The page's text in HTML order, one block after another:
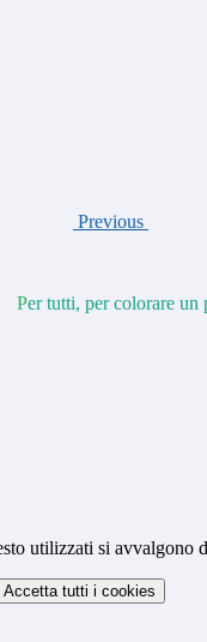
Previous
Per tutti, per colorare
utilizzati si
Accetta tutti i cookies